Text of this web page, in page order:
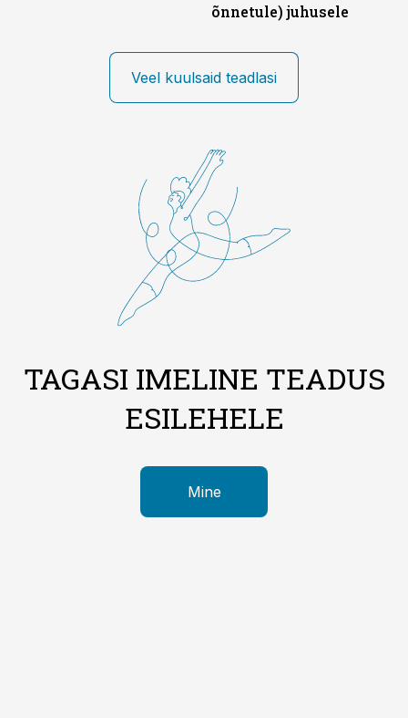
õnnetule) juhusele
Veel kuulsaid teadlasi
TAGASI IMELINE TEADUS
ESILEHELE
Mine